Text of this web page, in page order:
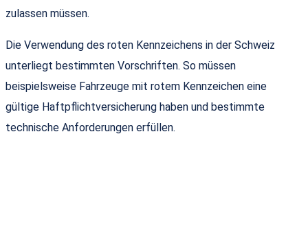
zulassen müssen.
Die Verwendung des roten Kennzeichens in der Schweiz
unterliegt bestimmten Vorschriften. So müssen
beispielsweise Fahrzeuge mit rotem Kennzeichen eine
gültige Haftpflichtversicherung haben und bestimmte
technische Anforderungen erfüllen.